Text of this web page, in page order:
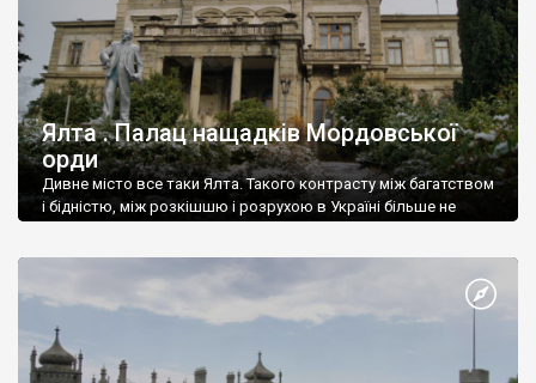
Ялта . Палац нащадків Мордовської
орди
Дивне місто все таки Ялта. Такого контрасту між багатством
і бідністю, між розкішшю і розрухою в Україні більше не